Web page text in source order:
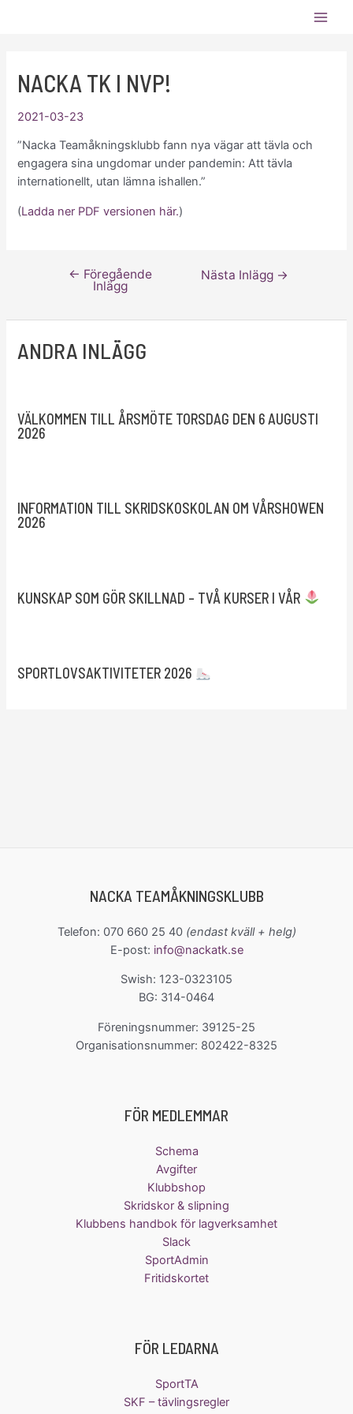
NACKA TK I NVP!
2021-03-23
”Nacka Teamåkningsklubb fann nya vägar att tävla och
engagera sina ungdomar under pandemin: Att tävla
internationellt, utan lämna ishallen.”
(Ladda ner PDF versionen här.)
Inläggsnavigering
← Föregående
Inlägg
Nästa Inlägg →
ANDRA INLÄGG
VÄLKOMMEN TILL ÅRSMÖTE TORSDAG DEN 6 AUGUSTI
2026
INFORMATION TILL SKRIDSKOSKOLAN OM VÅRSHOWEN
2026
KUNSKAP SOM GÖR SKILLNAD – TVÅ KURSER I VÅR
SPORTLOVSAKTIVITETER 2026
NACKA TEAMÅKNINGSKLUBB
Telefon: 070 660 25 40(endast kväll + helg)
E-post: info@nackatk.se
Swish: 123-0323105
BG: 314-0464
Föreningsnummer: 39125-25
Organisationsnummer: 802422-8325
FÖR MEDLEMMAR
Schema
Avgifter
Klubbshop
Skridskor & slipning
Klubbens handbok för lagverksamhet
Slack
SportAdmin
Fritidskortet
FÖR LEDARNA
SportTA
SKF – tävlingsregler